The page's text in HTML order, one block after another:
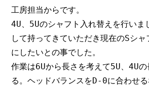
工房担当からです。
4U、5Uのシャフト入れ替えを行いま
して持ってきていただき現在のSシャ
にしたいとの事でした。
作業は6Uから長さを考えて5U、4U
る。ヘッドバランスをD-0に合わせ